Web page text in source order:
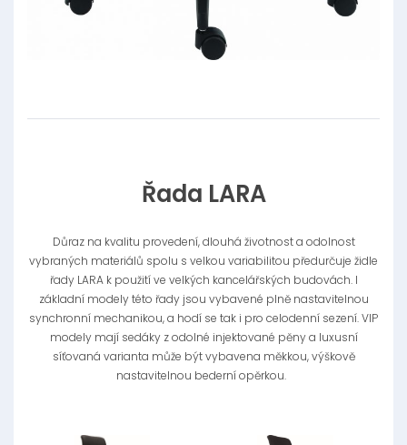
Řada LARA
Důraz na kvalitu provedení, dlouhá životnost a odolnost
vybraných materiálů spolu s velkou variabilitou předurčuje židle
řady LARA k použití ve velkých kancelářských budovách. I
základní modely této řady jsou vybavené plně nastavitelnou
synchronní mechanikou, a hodí se tak i pro celodenní sezení. VIP
modely mají sedáky z odolné injektované pěny a luxusní
síťovaná varianta může být vybavena měkkou, výškově
nastavitelnou bederní opěrkou.